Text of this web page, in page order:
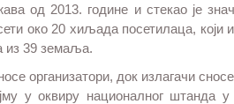
од 2013. године и стекао је
око 20 хиљада посетилаца, који
из 39 земаља.
организатори, док излагачи
у оквиру националног штанда у